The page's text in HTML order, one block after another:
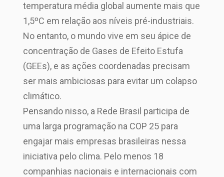
temperatura média global aumente mais que
1,5ºC em relação aos níveis pré-industriais.
No entanto, o mundo vive em seu ápice de
concentração de Gases de Efeito Estufa
(GEEs), e as ações coordenadas precisam
ser mais ambiciosas para evitar um colapso
climático.
Pensando nisso, a Rede Brasil participa de
uma larga programação na COP 25 para
engajar mais empresas brasileiras nessa
iniciativa pelo clima. Pelo menos 18
companhias nacionais e internacionais com